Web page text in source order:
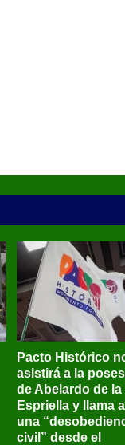
Pacto Histórico
asistirá a la
de Abelardo de la
Espriella y llama a
una
civil” desde el